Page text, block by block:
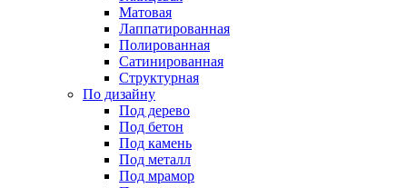
Матовая
Лаппатированная
Полированная
Сатинированная
Структурная
По дизайну
Под дерево
Под бетон
Под камень
Под металл
Под мрамор